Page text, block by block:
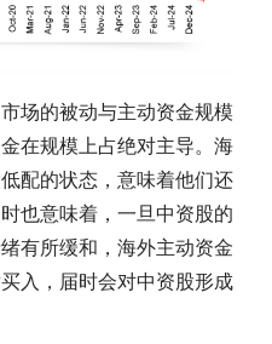
场的被动与主动资金规模
在规模上占绝对主导。海
配的状态，意味着他们还
也意味着，一旦中资股的
有所缓和，海外主动资金
入，届时会对中资股形成